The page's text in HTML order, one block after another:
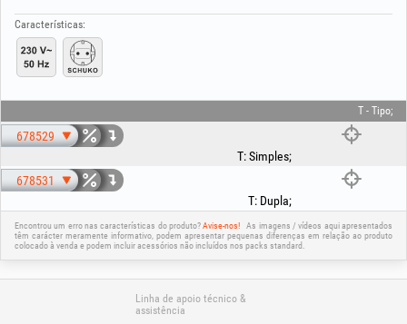
contra sobretensões ou interruptores integrados; a tensão máxima é 250 V
16 A.
Características:
T - Tipo;
678529
T:Simples;
678531
T: Dupla;
Encontrou um erro nas características do produto?Avise-nos!
As imagens / vídeos aqui apresentados
têm carácter meramente informativo, podem apresentar pequenas diferenças em relação ao produto
colocado à venda e podem incluir acessórios não incluídos nos packs standard.
Linha de apoio técnico &
assistência